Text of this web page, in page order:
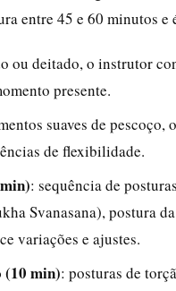
entre 45 e 60 minutos e
ou deitado, o instrutor
presente.
suaves de
de flexibilidade.
: sequência de
Svanasana), postura
variações e ajustes.
(10 min): posturas de